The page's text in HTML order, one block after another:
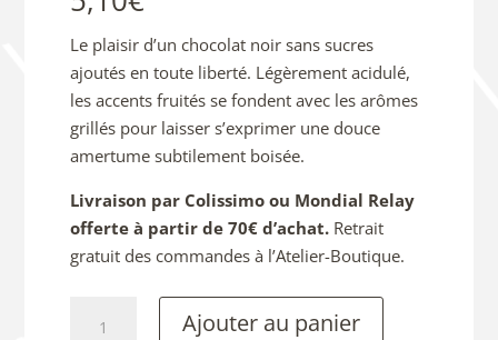
Le plaisir d’un chocolat noir sans sucres
ajoutés en toute liberté. Légèrement acidulé,
les accents fruités se fondent avec les arômes
grillés pour laisser s’exprimer une douce
amertume subtilement boisée.
Livraison par Colissimo ou Mondial Relay
offerte à partir de 70€ d’achat. Retrait
gratuit des commandes à l’Atelier-Boutique.
Ajouter au panier